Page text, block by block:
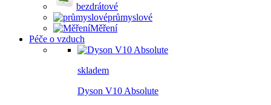
bezdrátové
průmyslové
Měření
Péče o vzduch
skladem
Dyson V10 Absolute